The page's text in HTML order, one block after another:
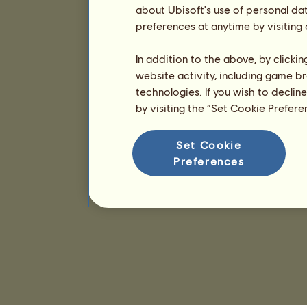
about Ubisoft's use of personal
preferences at anytime by
In addition to the above, by
website activity, including game
technologies. If you wish to
by visiting the “Set Cookie
Set Cookie
Preferences